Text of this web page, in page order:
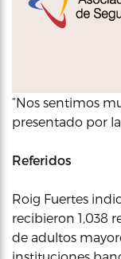
“Nos sentimos
presentado por
Referidos
Roig Fuertes
recibieron 1,038
de adultos